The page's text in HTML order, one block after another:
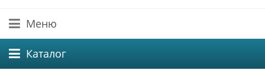
Меню
Каталог